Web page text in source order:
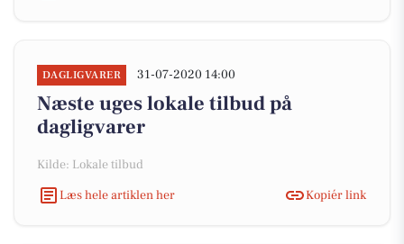
DAGLIGVARER 31-07-2020 14:00
Næste uges lokale tilbud på
dagligvarer
Kilde: Lokale tilbud
Læs hele artiklen her
Kopiér link